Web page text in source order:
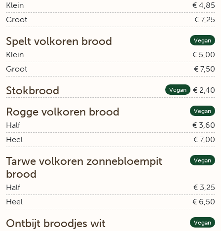
€ 4,85
Klein
€ 7,25
Groot
Vegan
Spelt volkoren brood
€ 5,00
Klein
€ 7,50
Groot
Vegan
Stokbrood € 2,40
Vegan
Rogge volkoren brood
€ 3,60
Half
€ 7,00
Heel
Vegan
Tarwe volkoren zonnebloempit
brood
€ 3,25
Half
€ 6,50
Heel
Vegan
Ontbijt broodjes wit